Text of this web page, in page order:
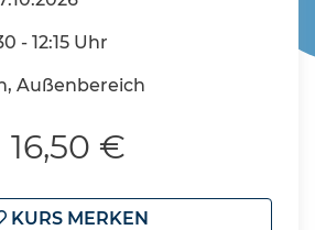
- 12:15 Uhr
Außenbereich
16,50 €
KURS MERKEN